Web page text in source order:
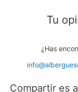
Tu
¿Has
Compartir es